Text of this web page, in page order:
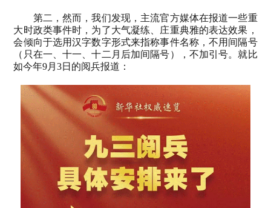
第二，然而，我们发现，主流官方媒体在报道一些重
大时政类事件时，为了大气凝练、庄重典雅的表达效果，
会倾向于选用汉字数字形式来指称事件名称，不用间隔号
（只在一、十一、十二月后加间隔号），不加引号。就比
如今年9月3日的阅兵报道：